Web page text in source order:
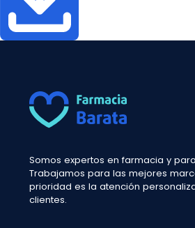
Somos expertos en farmacia y
Trabajamos para las mejores
prioridad es la atención
clientes.